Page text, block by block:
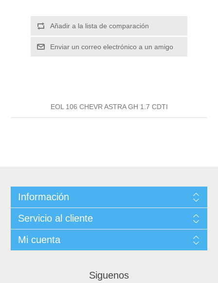
EOL 106 CHEVR ASTRA GH 1.7 CDTI
Información
Servicio al cliente
Mi cuenta
Siguenos